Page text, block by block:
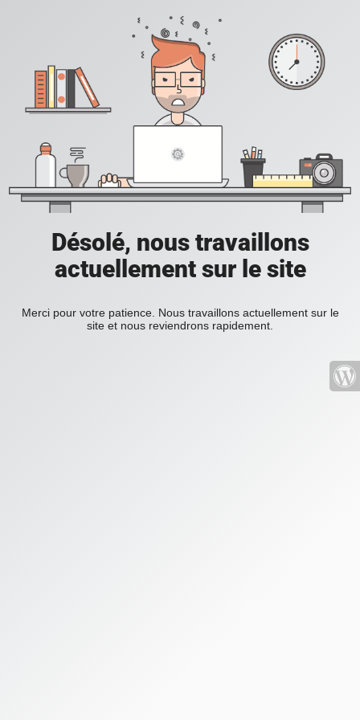
Désolé, nous travaillons
actuellement sur le site
Merci pour votre patience. Nous travaillons actuellement sur le
site et nous reviendrons rapidement.